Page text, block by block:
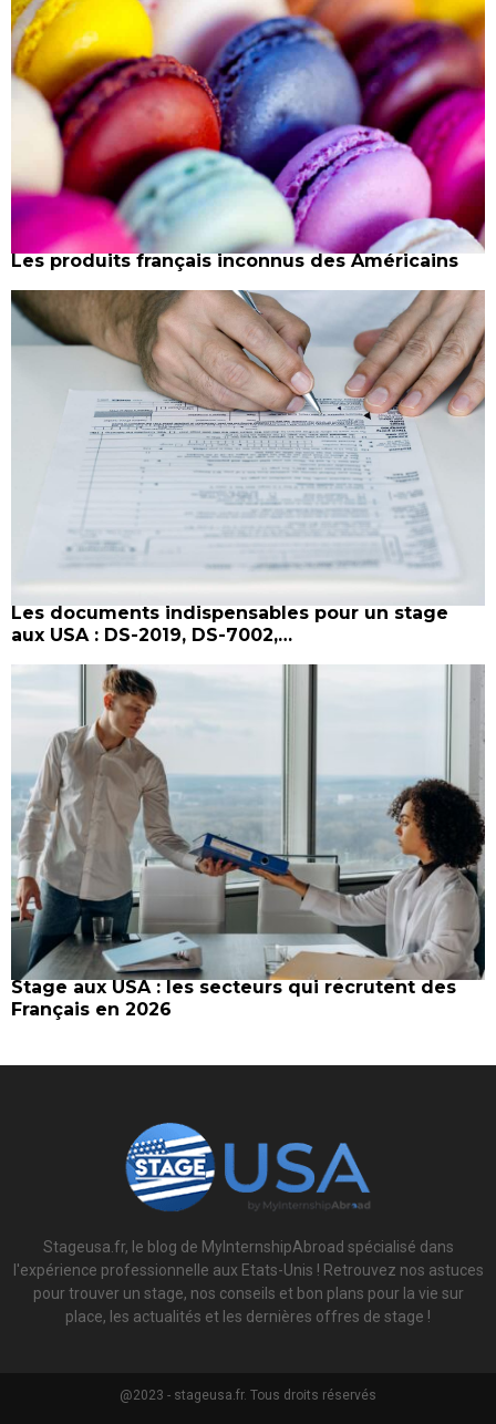
Les produits français inconnus des Américains
Les documents indispensables pour un stage
aux USA : DS-2019, DS-7002,…
Stage aux USA : les secteurs qui recrutent des
Français en 2026
Stageusa.fr, le blog de MyInternshipAbroad spécialisé dans
l'expérience professionnelle aux Etats-Unis ! Retrouvez nos astuces
pour trouver un stage, nos conseils et bon plans pour la vie sur
place, les actualités et les dernières offres de stage !
@2023 - stageusa.fr. Tous droits réservés